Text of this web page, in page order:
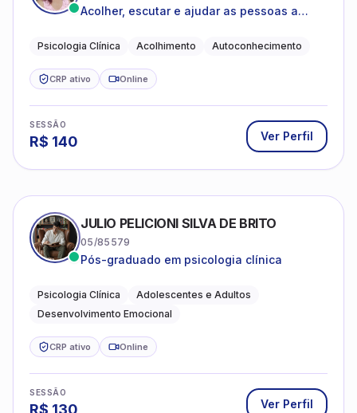
Acolher, escutar e ajudar as pessoas a
Psicologia Clínica Acolhimento Autoconhecimento
CRP ativo Online
SESSÃO
R$ 140 Ver Perfil
JULIO PELICIONI SILVA DE BRITO
05/85579
Pós-graduado em psicologia clínica
Psicologia Clínica
Adolescentes e Adultos
Desenvolvimento Emocional
CRP ativo Online
SESSÃO
R$ 130 Ver Perfil